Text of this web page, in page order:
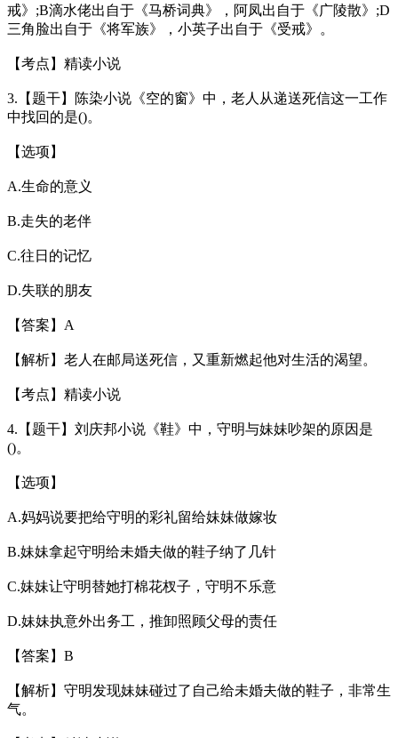
戒》;B滴水佬出自于《马桥词典》，阿凤出自于《广陵散》;D
三角脸出自于《将军族》，小英子出自于《受戒》。
【考点】精读小说
3.【题干】陈染小说《空的窗》中，老人从递送死信这一工作
中找回的是()。
【选项】
A.生命的意义
B.走失的老伴
C.往日的记忆
D.失联的朋友
【答案】A
【解析】老人在邮局送死信，又重新燃起他对生活的渴望。
【考点】精读小说
4.【题干】刘庆邦小说《鞋》中，守明与妹妹吵架的原因是
()。
【选项】
A.妈妈说要把给守明的彩礼留给妹妹做嫁妆
B.妹妹拿起守明给未婚夫做的鞋子纳了几针
C.妹妹让守明替她打棉花杈子，守明不乐意
D.妹妹执意外出务工，推卸照顾父母的责任
【答案】B
【解析】守明发现妹妹碰过了自己给未婚夫做的鞋子，非常生
气。